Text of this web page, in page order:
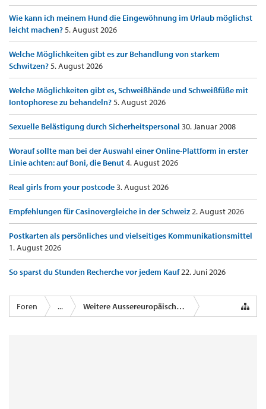
Wie kann ich meinem Hund die Eingewöhnung im Urlaub möglichst
leicht machen?5. August 2026
Welche Möglichkeiten gibt es zur Behandlung von starkem
Schwitzen?5. August 2026
Welche Möglichkeiten gibt es, Schweißhände und Schweißfüße mit
Iontophorese zu behandeln?5. August 2026
Sexuelle Belästigung durch Sicherheitspersonal 30. Januar 2008
Worauf sollte man bei der Auswahl einer Online-Plattform in erster
Linie achten: auf Boni, die Benut4. August 2026
Real girls from your postcode3. August 2026
Empfehlungen für Casinovergleiche in der Schweiz2. August 2026
Postkarten als persönliches und vielseitiges Kommunikationsmittel
1. August 2026
So sparst du Stunden Recherche vor jedem Kauf22. Juni 2026
Foren ... Weitere Aussereuropäische Airlines